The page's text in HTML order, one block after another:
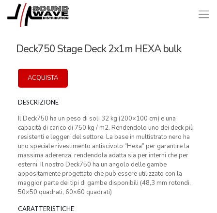
Deck750 Stage Deck 2x1m HEXA bulk
ACQUISTA
DESCRIZIONE
Il Deck750 ha un peso di soli 32 kg (200×100 cm) e una
capacità di carico di 750 kg / m2. Rendendolo uno dei deck più
resistenti e leggeri del settore. La base in multistrato nero ha
uno speciale rivestimento antiscivolo “Hexa” per garantire la
massima aderenza, rendendola adatta sia per interni che per
esterni. Il nostro Deck750 ha un angolo delle gambe
appositamente progettato che può essere utilizzato con la
maggior parte dei tipi di gambe disponibili (48,3 mm rotondi,
50×50 quadrati, 60×60 quadrati)
CARATTERISTICHE